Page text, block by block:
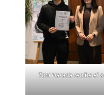
Tohi Harada recibe el